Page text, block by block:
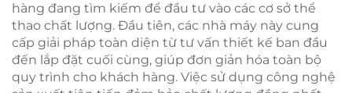
hàng đang tìm kiếm để đầu tư vào các cơ sở thể
thao chất lượng. Đầu tiên, các nhà máy này cung
cấp giải pháp toàn diện từ tư vấn thiết kế ban đầu
đến lắp đặt cuối cùng, giúp đơn giản hóa toàn bộ
quy trình cho khách hàng. Việc sử dụng công nghệ